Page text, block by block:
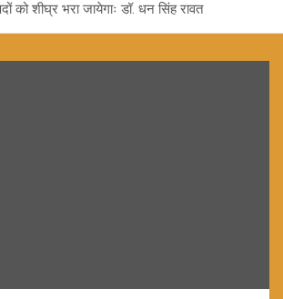
को शीघ्र भरा जायेगाः डॉ. धन सिंह रावत